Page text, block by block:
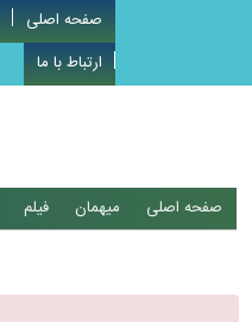
صفحه اصلی میهمان فیلم
صفحه اصلی
ارتباط با ما